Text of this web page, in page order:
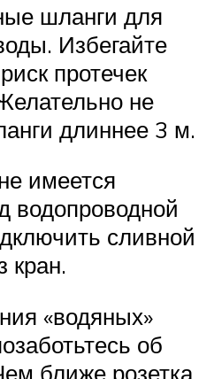
шланги для
Избегайте
протечек
не
длиннее 3 м.
имеется
водопроводной
сливной
кран.
«водяных»
об
ближе розетка